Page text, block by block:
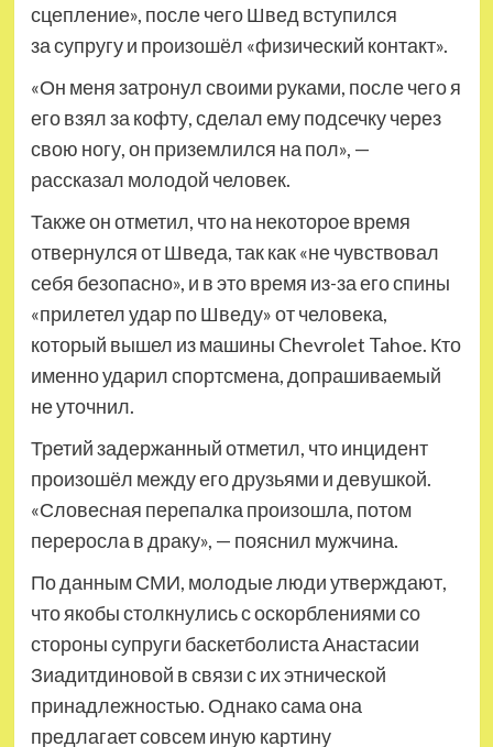
сцепление», после чего Швед вступился
за супругу и произошёл «физический контакт».
«Он меня затронул своими руками, после чего я
его взял за кофту, сделал ему подсечку через
свою ногу, он приземлился на пол», —
рассказал молодой человек.
Также он отметил, что на некоторое время
отвернулся от Шведа, так как «не чувствовал
себя безопасно», и в это время из-за его спины
«прилетел удар по Шведу» от человека,
который вышел из машины Chevrolet Tahoe. Кто
именно ударил спортсмена, допрашиваемый
не уточнил.
Третий задержанный отметил, что инцидент
произошёл между его друзьями и девушкой.
«Словесная перепалка произошла, потом
переросла в драку», — пояснил мужчина.
По данным СМИ, молодые люди утверждают,
что якобы столкнулись с оскорблениями со
стороны супруги баскетболиста Анастасии
Зиадитдиновой в связи с их этнической
принадлежностью. Однако сама она
предлагает совсем иную картину